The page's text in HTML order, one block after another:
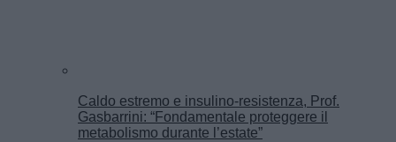
Caldo estremo e insulino-resistenza, Prof.
Gasbarrini: “Fondamentale proteggere il
metabolismo durante l’estate”